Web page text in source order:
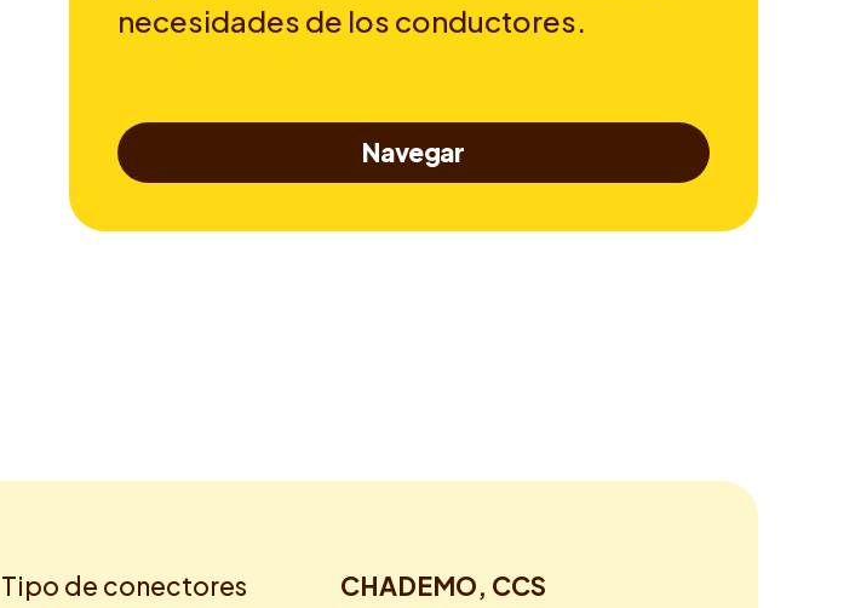
necesidades de los conductores.
Navegar
Tipo de conectores CHADEMO, CCS